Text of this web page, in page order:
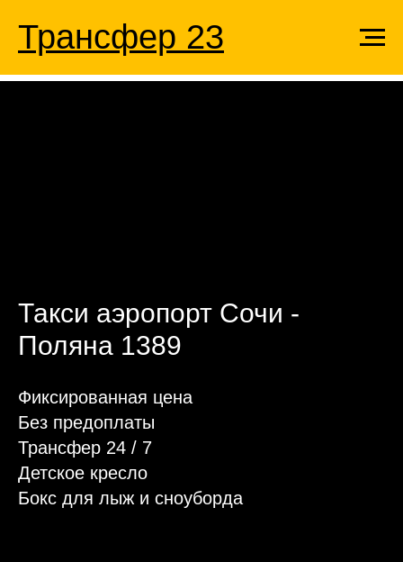
Трансфер 23
Такси аэропорт Сочи -
Поляна 1389
Фиксированная цена
Без предоплаты
Трансфер 24 / 7
Детское кресло
Бокс для лыж и сноуборда